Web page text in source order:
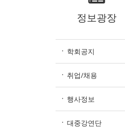
정보광장
학회공지
취업/채용
행사정보
대중강연단